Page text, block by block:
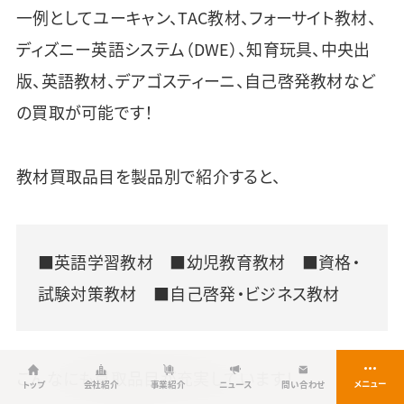
トップ 会社紹介 事業紹介 ニュース 問い合わせ
一例としてユーキャン、TAC教材、フォーサイト教材、
ディズニー英語システム（DWE）、知育玩具、中央出
版、英語教材、デアゴスティーニ、自己啓発教材など
の買取が可能です！
教材買取品目を製品別で紹介すると、
■英語学習教材 ■幼児教育教材 ■資格・
試験対策教材 ■自己啓発・ビジネス教材
こんなにも買取品目が充実しています！